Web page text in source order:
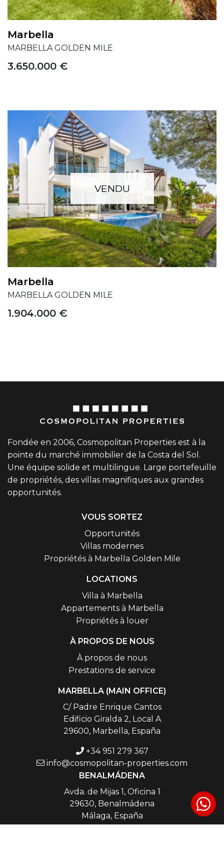
Marbella
MARBELLA GOLDEN MILE
3.650.000 €
VENDU
Marbella
MARBELLA GOLDEN MILE
1.904.000 €
Fondée en 2006, Cosmopolitan Properties est à la
pointe du marché immobilier de la Costa del Sol.
Une équipe solide et multilingue. Large portefeuille
de propriétés, des villas magnifiques aux grandes
opportunités.
VOUS SORTEZ
Opportunités
Villas modernes
Propriétés à Marbella Golden Mile
LOCATIONS
Villa à Marbella
Appartements à Marbella
Propriétés à louer
À PROPOS DE NOUS
À propos de nous
Prestations de service
MARBELLA (MAIN OFFICE)
C/ Padre Enrique Cantos
Edificio Giralda 2, Local A
29600, Marbella, España
+34 951 279 367
info@cosmopolitan-properties.com
BENALMÁDENA
Avda. de Mijas 1, Oficina 1
29630, Benalmádena
Málaga, España